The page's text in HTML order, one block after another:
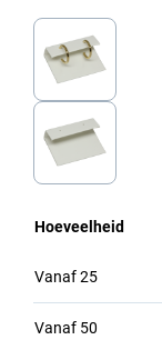
Hoeveelheid
Vanaf25
Vanaf 50